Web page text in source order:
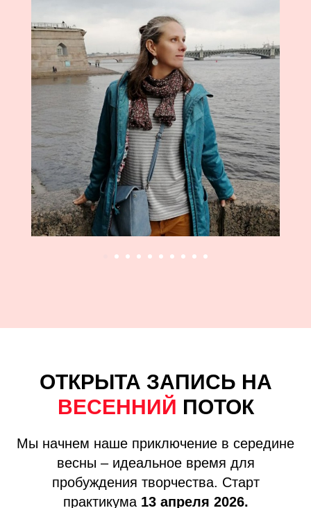
Маша Черкас
@maria.aka.maka
ОТКРЫТА ЗАПИСЬ НА
ВЕСЕННИЙПОТОК